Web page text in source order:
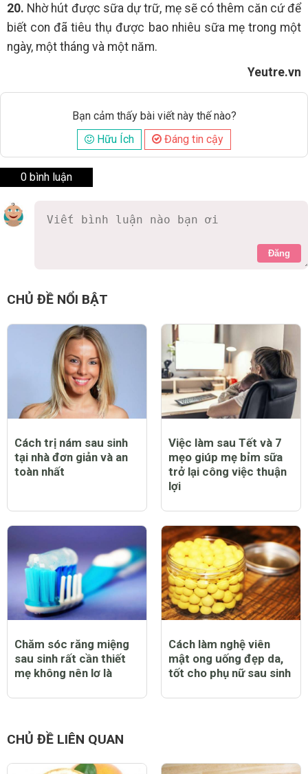
20. Nhờ hút được sữa dự trữ, mẹ sẽ có thêm căn cứ để
biết con đã tiêu thụ được bao nhiêu sữa mẹ trong một
ngày, một tháng và một năm.
Yeutre.vn
Bạn cảm thấy bài viết này thế nào?
Hữu Ích
Đáng tin cậy
0 bình luận
Đăng
CHỦ ĐỀ NỔI BẬT
Cách trị nám sau sinh
tại nhà đơn giản và an
toàn nhất
Việc làm sau Tết và 7
mẹo giúp mẹ bỉm sữa
trở lại công việc thuận
lợi
Chăm sóc răng miệng
sau sinh rất cần thiết
mẹ không nên lơ là
Cách làm nghệ viên
mật ong uống đẹp da,
tốt cho phụ nữ sau sinh
CHỦ ĐỀ LIÊN QUAN